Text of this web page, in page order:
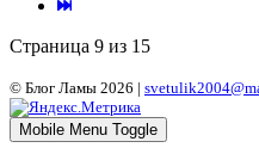
Страница 9 из 15
© Блог Ламы 2026 |
Mobile Menu Toggle